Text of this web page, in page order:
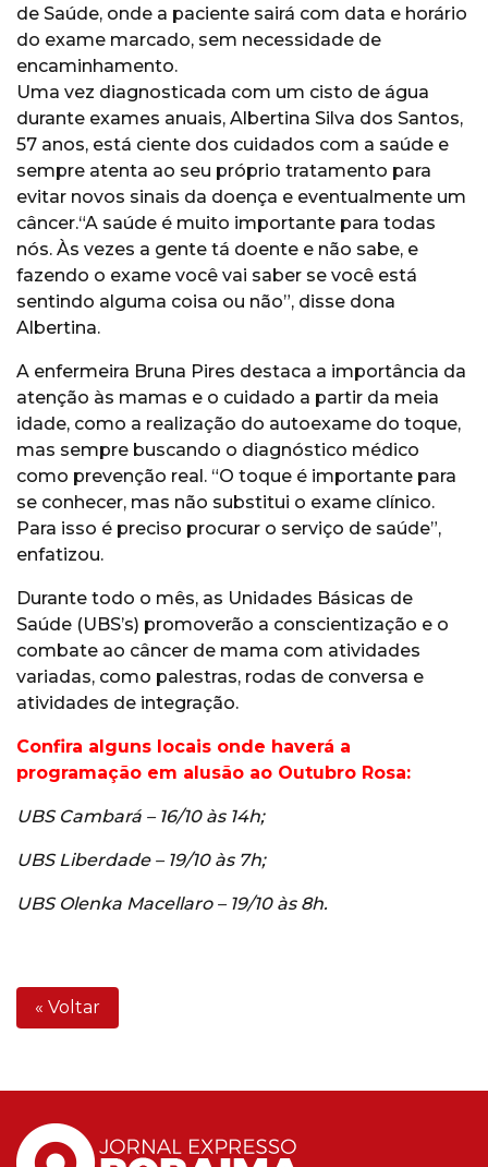
de Saúde, onde a paciente sairá com data e horário
do exame marcado, sem necessidade de
encaminhamento.
Uma vez diagnosticada com um cisto de água
durante exames anuais, Albertina Silva dos Santos,
57 anos, está ciente dos cuidados com a saúde e
sempre atenta ao seu próprio tratamento para
evitar novos sinais da doença e eventualmente um
câncer.“A saúde é muito importante para todas
nós. Às vezes a gente tá doente e não sabe, e
fazendo o exame você vai saber se você está
sentindo alguma coisa ou não”, disse dona
Albertina.
A enfermeira Bruna Pires destaca a importância da
atenção às mamas e o cuidado a partir da meia
idade, como a realização do autoexame do toque,
mas sempre buscando o diagnóstico médico
como prevenção real. “O toque é importante para
se conhecer, mas não substitui o exame clínico.
Para isso é preciso procurar o serviço de saúde”,
enfatizou.
Durante todo o mês, as Unidades Básicas de
Saúde (UBS’s) promoverão a conscientização e o
combate ao câncer de mama com atividades
variadas, como palestras, rodas de conversa e
atividades de integração.
Confira alguns locais onde haverá a
programação em alusão ao Outubro Rosa:
UBS Cambará – 16/10 às 14h;
UBS Liberdade – 19/10 às 7h;
UBS Olenka Macellaro – 19/10 às 8h.
« Voltar